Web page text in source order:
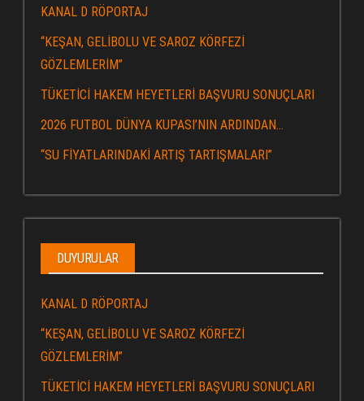
KANAL D RÖPORTAJ
“KEŞAN, GELİBOLU VE SAROZ KÖRFEZİ
GÖZLEMLERİM”
TÜKETİCİ HAKEM HEYETLERİ BAŞVURU SONUÇLARI
2026 FUTBOL DÜNYA KUPASI’NIN ARDINDAN…
“SU FİYATLARINDAKİ ARTIŞ TARTIŞMALARI”
DUYURULAR
KANAL D RÖPORTAJ
“KEŞAN, GELİBOLU VE SAROZ KÖRFEZİ
GÖZLEMLERİM”
TÜKETİCİ HAKEM HEYETLERİ BAŞVURU SONUÇLARI